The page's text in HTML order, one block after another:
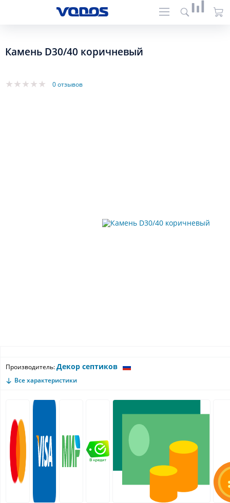
Камень D30/40 коричневый
0 отзывов
Производитель:Декор септиков
Все характеристики